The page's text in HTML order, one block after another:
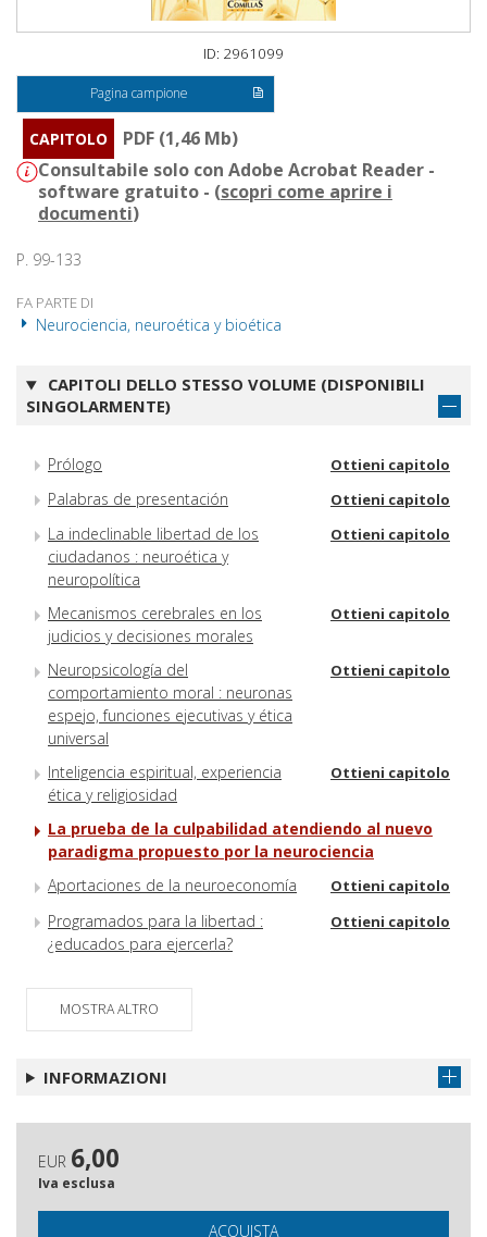
ID: 2961099
Pagina campione
CAPITOLO
PDF (1,46 Mb)
Consultabile solo con Adobe Acrobat Reader -
software gratuito - (scopri come aprire i
documenti)
P. 99-133
FA PARTE DI
Neurociencia, neuroética y bioética
CAPITOLI DELLO STESSO VOLUME (DISPONIBILI
SINGOLARMENTE)
Prólogo Ottieni capitolo
Palabras de presentación Ottieni capitolo
La indeclinable libertad de los
ciudadanos : neuroética y
neuropolítica
Ottieni capitolo
Mecanismos cerebrales en los
judicios y decisiones morales
Ottieni capitolo
Neuropsicología del
comportamiento moral : neuronas
espejo, funciones ejecutivas y ética
universal
Ottieni capitolo
Inteligencia espiritual, experiencia
ética y religiosidad
Ottieni capitolo
La prueba de la culpabilidad atendiendo al nuevo
paradigma propuesto por la neurociencia
Aportaciones de la neuroeconomía
Ottieni capitolo
Programados para la libertad :
¿educados para ejercerla?
Ottieni capitolo
MOSTRA ALTRO
INFORMAZIONI
EUR 6,00
Iva esclusa
ACQUISTA